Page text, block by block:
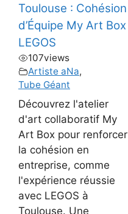
Toulouse : Cohésion
d’Équipe My Art Box
LEGOS
107views
Artiste aNa,
Tube Géant
Découvrez l'atelier
d'art collaboratif My
Art Box pour renforcer
la cohésion en
entreprise, comme
l'expérience réussie
avec LEGOS à
Toulouse. Une